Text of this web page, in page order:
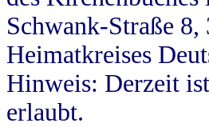
Schwank-Straße
Heimatkreises
Hinweis: Derzeit
erlaubt.